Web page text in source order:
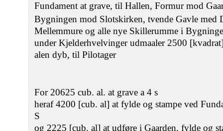
Fundament at grave, til Hallen, Formur mod
Bygningen mod Slotskirken, tvende Gavle med
Mellemmure og alle nye Skillerumme i
under Kjelderhvelvinger udmaaler 2500
alen dyb, til Pilotager
For 20625 cub. al. at grave a 4 s
heraf 4200 [cub. al] at fylde og stampe ved
S
og 2225 [cub. al] at udføre i Gaarden, fylde og